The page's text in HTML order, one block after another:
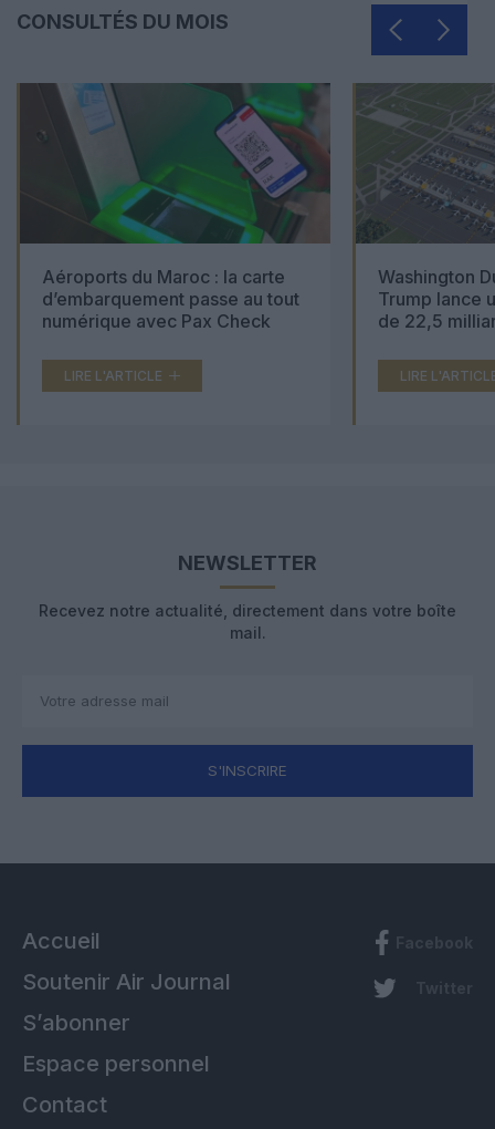
CONSULTÉS DU MOIS
Aéroports du Maroc : la carte
d’embarquement passe au tout
numérique avec Pax Check
LIRE L'ARTICLE
Washington
Trump lance
de 22,5
LIRE
NEWSLETTER
Recevez notre actualité, directement dans votre boîte
mail.
S'INSCRIRE
Accueil
Soutenir Air Journal
S’abonner
Espace personnel
Contact